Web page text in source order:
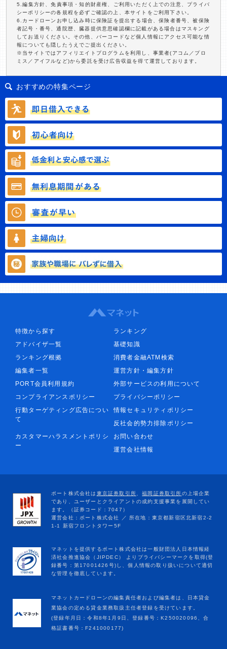
5.編集方針、免責事項・知的財産権、ご利用いただく上での注意、プライバ
シーポリシーの各規程を必ずご確認の上、本サイトをご利用下さい。
6.カードローンお申し込み時に保険証を提出する場合、保険者番号、被保険
者記号・番号、通院歴、臓器提供意思確認欄に記載がある場合はマスキング
してお送りください。その他、バーコードなど個人情報にアクセス可能な情
報についても隠したうえでご提出ください。
※当サイトではアフィリエイトプログラムを利用し、事業者(アコム／プロ
ミス／アイフルなど)から委託を受け広告収益を得て運営しております。
おすすめの特集ページ
特徴から探す
ランキング
アドバイザ一覧
基礎知識
ランキング根拠
消費者金融ATM検索
編集者一覧
運営方針・編集方針
PORT会員利用規約
外部サービスの利用について
コンプライアンスポリシー
プライバシーポリシー
行動ターゲティング広告につい
て
情報セキュリティポリシー
反社会的勢力排除ポリシー
カスタマーハラスメントポリシ
ー
お問い合わせ
運営会社情報
マネットカードローンの編集責任者および編集者は、日本貸金
業協会の定める貸金業務取扱主任者登録を受けています。
(登録年月日：令和8年1月9日、登録番号：K250020096、合
格証書番号：F241000177)